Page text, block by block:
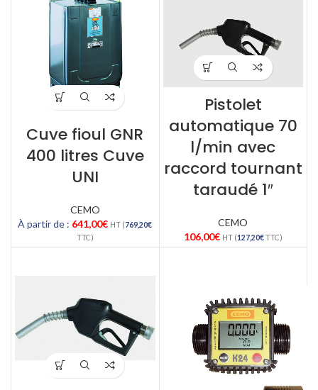
Cuve fioul GNR
400 litres Cuve
UNI
CEMO
À partir de : 641,00€ HT (769,20€
TTC)
Pistolet
automatique 70
l/min avec
raccord tournant
taraudé 1″
CEMO
106,00€ HT (127,20€TTC)